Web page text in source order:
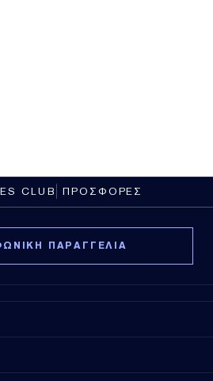
CLUB ΠΡΟΣΦΟΡΕΣ
ΠΑΡΑΓΓΕΛΙΑ